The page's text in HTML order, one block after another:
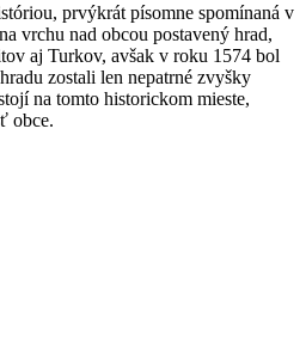
prvýkrát písomne spomínaná v
vrchu nad obcou postavený hrad,
aj Turkov, avšak v roku 1574 bol
zostali len nepatrné zvyšky
na tomto historickom mieste,
obce.